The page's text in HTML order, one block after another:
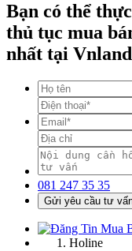
Bạn có thể
thủ tục mua
nhất tại Vnland
081 247 35 35
Gửi yêu cầu tư
Holine